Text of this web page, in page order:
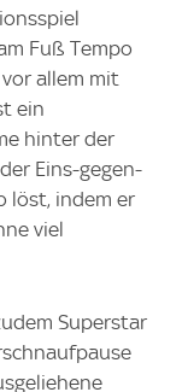
Fuß Tempo
allem mit
ein
hinter der
Eins-gegen-
löst, indem er
viel
Superstar